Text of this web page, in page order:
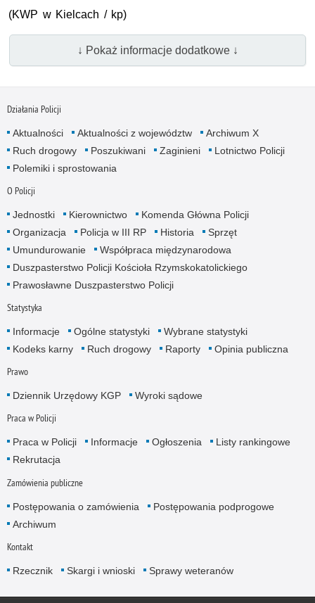
(KWP w Kielcach / kp)
↓ Pokaż informacje dodatkowe ↓
Działania Policji
Aktualności Aktualności z województw
Archiwum X
Ruch drogowy
Poszukiwani Zaginieni
Lotnictwo Policji
Polemiki i sprostowania
O Policji
Jednostki Kierownictwo
Komenda Główna Policji
Organizacja
Policja w III RP Historia
Sprzęt
Umundurowanie
Współpraca międzynarodowa
Duszpasterstwo Policji Kościoła Rzymskokatolickiego
Prawosławne Duszpasterstwo Policji
Statystyka
Informacje Ogólne statystyki
Wybrane statystyki
Kodeks karny
Ruch drogowy Raporty Opinia publiczna
Prawo
Dziennik Urzędowy KGP Wyroki sądowe
Praca w Policji
Praca w Policji Informacje Ogłoszenia
Listy rankingowe
Rekrutacja
Zamówienia publiczne
Postępowania o zamówienia
Postępowania podprogowe
Archiwum
Kontakt
Rzecznik Skargi i wnioski Sprawy weteranów